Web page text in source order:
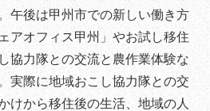
午後は甲州市での新しい働き方
アオフィス甲州」やお試し移住
協力隊との交流と農作業体験な
実際に地域おこし協力隊との交
けから移住後の生活、地域の人